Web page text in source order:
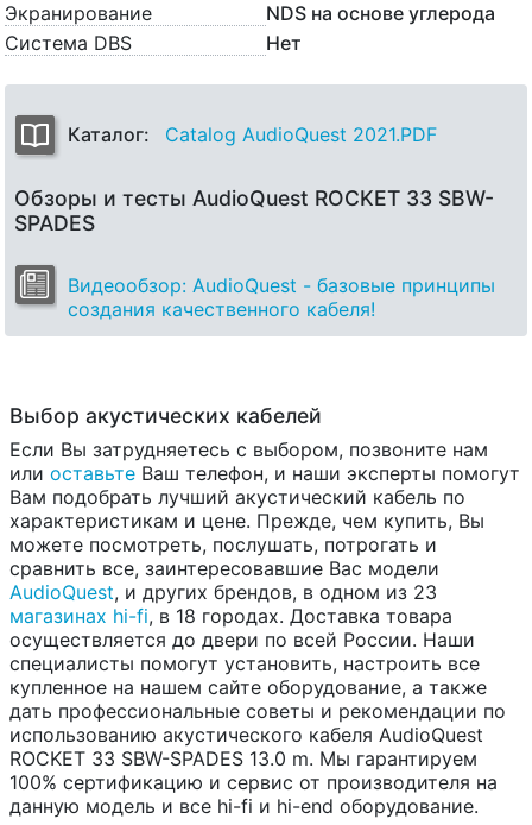
Экранирование
NDS на основе углерода
Система DBS
Нет
Каталог: Catalog AudioQuest 2021.PDF
Обзоры и тесты AudioQuest ROCKET 33 SBW-
SPADES
Видеообзор: AudioQuest - базовые принципы
создания качественного кабеля!
Выбор акустических кабелей
Если Вы затрудняетесь с выбором, позвоните нам
или оставьте Ваш телефон, и наши эксперты помогут
Вам подобрать лучший акустический кабель по
характеристикам и цене. Прежде, чем купить, Вы
можете посмотреть, послушать, потрогать и
сравнить все, заинтересовавшие Вас модели
AudioQuest, и других брендов, в одном из 23
магазинах hi-fi, в 18 городах. Доставка товара
осуществляется до двери по всей России. Наши
специалисты помогут установить, настроить все
купленное на нашем сайте оборудование, а также
дать профессиональные советы и рекомендации по
использованию акустического кабеля AudioQuest
ROCKET 33 SBW-SPADES 13.0 m. Мы гарантируем
100% сертификацию и сервис от производителя на
данную модель и все hi-fi и hi-end оборудование.